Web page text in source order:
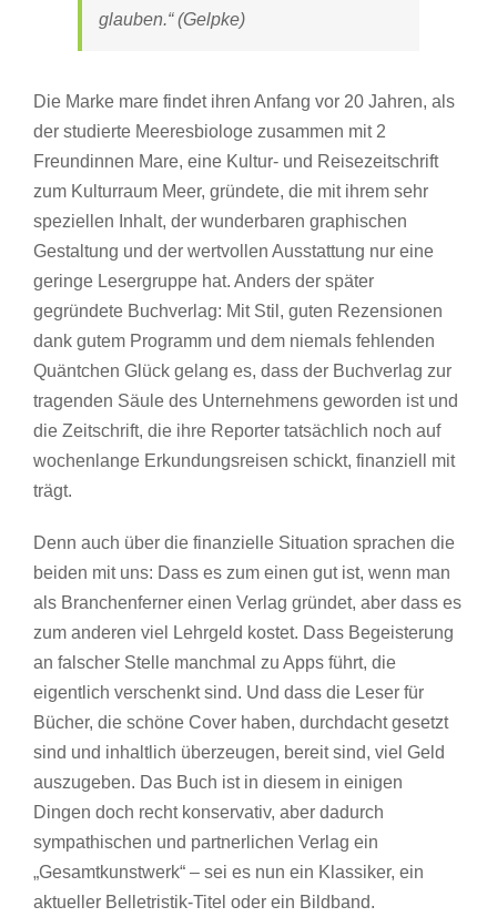
glauben.“ (Gelpke)
Die Marke mare findet ihren Anfang vor 20 Jahren, als
der studierte Meeresbiologe zusammen mit 2
Freundinnen Mare, eine Kultur- und Reisezeitschrift
zum Kulturraum Meer, gründete, die mit ihrem sehr
speziellen Inhalt, der wunderbaren graphischen
Gestaltung und der wertvollen Ausstattung nur eine
geringe Lesergruppe hat. Anders der später
gegründete Buchverlag: Mit Stil, guten Rezensionen
dank gutem Programm und dem niemals fehlenden
Quäntchen Glück gelang es, dass der Buchverlag zur
tragenden Säule des Unternehmens geworden ist und
die Zeitschrift, die ihre Reporter tatsächlich noch auf
wochenlange Erkundungsreisen schickt, finanziell mit
trägt.
Denn auch über die finanzielle Situation sprachen die
beiden mit uns: Dass es zum einen gut ist, wenn man
als Branchenferner einen Verlag gründet, aber dass es
zum anderen viel Lehrgeld kostet. Dass Begeisterung
an falscher Stelle manchmal zu Apps führt, die
eigentlich verschenkt sind. Und dass die Leser für
Bücher, die schöne Cover haben, durchdacht gesetzt
sind und inhaltlich überzeugen, bereit sind, viel Geld
auszugeben. Das Buch ist in diesem in einigen
Dingen doch recht konservativ, aber dadurch
sympathischen und partnerlichen Verlag ein
„Gesamtkunstwerk“ – sei es nun ein Klassiker, ein
aktueller Belletristik-Titel oder ein Bildband.